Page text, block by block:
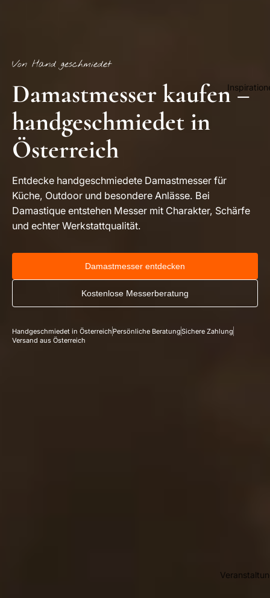
Von Hand geschmiedet
Damastmesser kaufen –
handgeschmiedet in
Österreich
Entdecke handgeschmiedete Damastmesser für
Küche, Outdoor und besondere Anlässe. Bei
Damastique entstehen Messer mit Charakter, Schärfe
und echter Werkstattqualität.
Damastmesser entdecken
Kostenlose Messerberatung
Handgeschmiedet in Österreich Persönliche BeratungSichere Zahlung
Versand aus Österreich